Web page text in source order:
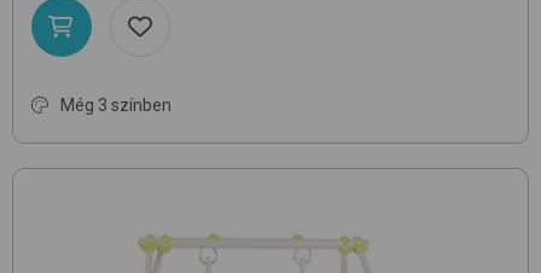
Még 3 színben